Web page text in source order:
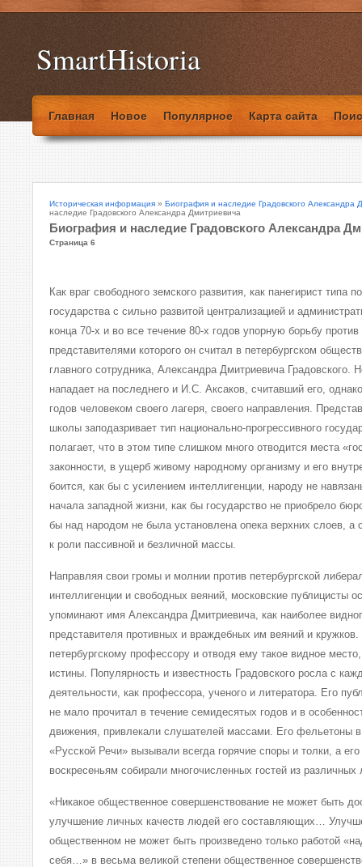
SmartHistoria
Главная Новое Популярное Карта сайта
Историческая информация » Биография и наследие Градовского Александра
наследие Градовского Александра Дмитриевича
Биография и наследие Градовского Александра
Страница 6
Как враг свободного земского развития, как панегирист типа
государства с сильно развитой централизацией и
конца 70-х и во все течение 80-х годов упорную борьбу
представителями которого он считал в петербургском
главного сотрудника, Александра Дмитриевича Градовского.
нападает на последнего и И.С. Аксаков, считавший его,
годов человеком своего лагеря, своего направления.
школы заподазривает тип национально-прогрессивного
полагает, что в этом типе слишком много отводится места
законности, в ущерб живому народному организму и его
боится, как бы с усилением интеллигенции, народу не
начала западной жизни, как бы государство не приобрело
бы над народом не была установлена опека верхних слоев,
к роли пассивной и безличной массы.
Направляя свои громы и молнии против петербургской
интеллигенции и свободных веяний, московские публицисты
упоминают имя Александра Дмитриевича, как наиболее
представителя противных и враждебных им веяний и кружков.
петербургскому профессору и отводя ему такое видное
истины. Популярность и известность Градовского росла с
деятельности, как профессора, ученого и литератора. Его
не мало прочитал в течение семидесятых годов и в
движения, привлекали слушателей массами. Его фельетоны в
«Русской Речи» вызывали всегда горячие споры и толки, а
воскресеньям собирали многочисленных гостей из различных
«Никакое общественное совершенствование не может быть
улучшение личных качеств людей его составляющих…
общественном не может быть произведено только работой
себя…» в весьма великой степени общественное